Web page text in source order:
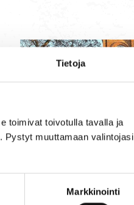
Tietoja
toimivat toivotulla tavalla ja
Pystyt muuttamaan valintojasi
Markkinointi